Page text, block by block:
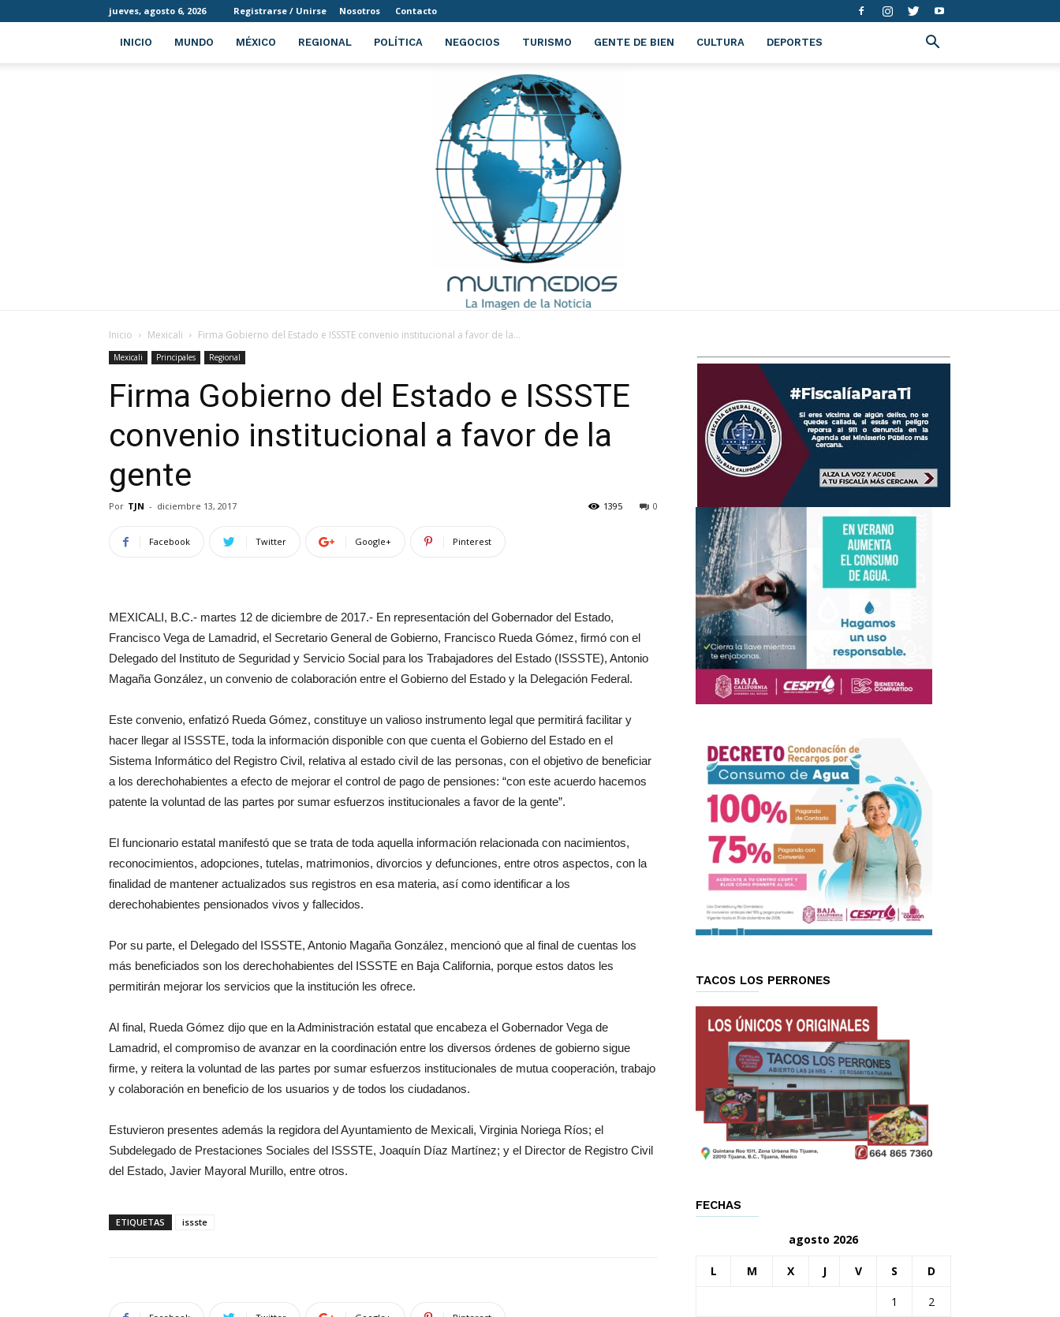
jueves, agosto 6, 2026 Registrarse / Unirse Nosotros Contacto
INICIO MUNDO MÉXICO REGIONAL POLÍTICA NEGOCIOS TURISMO GENTE DE BIEN CULTURA DEPORTES
Inicio Mexicali Firma Gobierno del Estado e ISSSTE convenio institucional a favor de la...
Mexicali Principales Regional
Firma Gobierno del Estado e ISSSTE
convenio institucional a favor de la
gente
Por TJN - diciembre 13, 2017 0
1395
Facebook Twitter Google+ Pinterest
MEXICALI, B.C.- martes 12 de diciembre de 2017.- En representación del Gobernador del Estado,
Francisco Vega de Lamadrid, el Secretario General de Gobierno, Francisco Rueda Gómez, firmó con el
Delegado del Instituto de Seguridad y Servicio Social para los Trabajadores del Estado (ISSSTE), Antonio
Magaña González, un convenio de colaboración entre el Gobierno del Estado y la Delegación Federal.
Este convenio, enfatizó Rueda Gómez, constituye un valioso instrumento legal que permitirá facilitar y
hacer llegar al ISSSTE, toda la información disponible con que cuenta el Gobierno del Estado en el
Sistema Informático del Registro Civil, relativa al estado civil de las personas, con el objetivo de beneficiar
a los derechohabientes a efecto de mejorar el control de pago de pensiones: “con este acuerdo hacemos
patente la voluntad de las partes por sumar esfuerzos institucionales a favor de la gente”.
El funcionario estatal manifestó que se trata de toda aquella información relacionada con nacimientos,
reconocimientos, adopciones, tutelas, matrimonios, divorcios y defunciones, entre otros aspectos, con la
finalidad de mantener actualizados sus registros en esa materia, así como identificar a los
derechohabientes pensionados vivos y fallecidos.
Por su parte, el Delegado del ISSSTE, Antonio Magaña González, mencionó que al final de cuentas los
más beneficiados son los derechohabientes del ISSSTE en Baja California, porque estos datos les
permitirán mejorar los servicios que la institución les ofrece.
Al final, Rueda Gómez dijo que en la Administración estatal que encabeza el Gobernador Vega de
Lamadrid, el compromiso de avanzar en la coordinación entre los diversos órdenes de gobierno sigue
firme, y reitera la voluntad de las partes por sumar esfuerzos institucionales de mutua cooperación, trabajo
y colaboración en beneficio de los usuarios y de todos los ciudadanos.
Estuvieron presentes además la regidora del Ayuntamiento de Mexicali, Virginia Noriega Ríos; el
Subdelegado de Prestaciones Sociales del ISSSTE, Joaquín Díaz Martínez; y el Director de Registro Civil
del Estado, Javier Mayoral Murillo, entre otros.
ETIQUETAS issste
TACOS LOS PERRONES
FECHAS
agosto 2026
L M X J V S D
1
2